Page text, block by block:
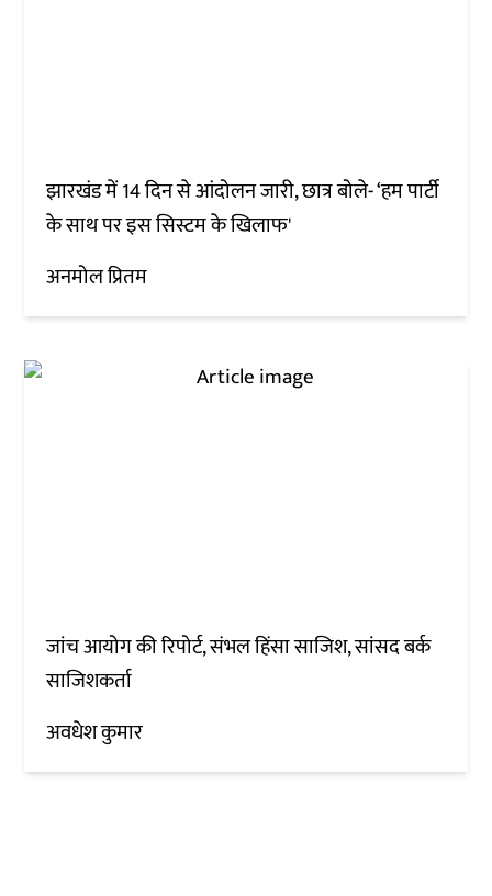
झारखंड में 14 दिन से आंदोलन जारी, छात्र बोले- ‘हम पार्टी
के साथ पर इस सिस्टम के खिलाफ'
अनमोल प्रितम
जांच आयोग की रिपोर्ट, संभल हिंसा साजिश, सांसद बर्क
साजिशकर्ता
अवधेश कुमार